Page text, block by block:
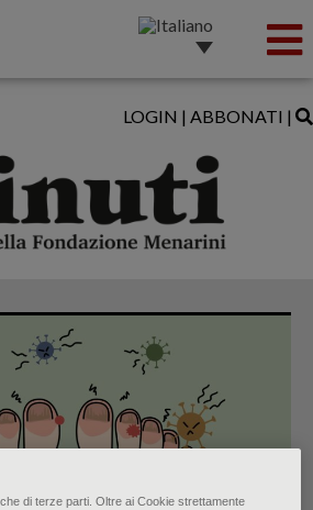
LOGIN | ABBONATI |
di terze parti. Oltre ai Cookie strettamente